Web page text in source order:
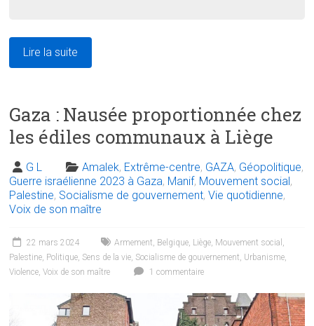
Lire la suite
Gaza : Nausée proportionnée chez
les édiles communaux à Liège
G L Amalek, Extrême-centre, GAZA, Géopolitique,
Guerre israélienne 2023 à Gaza, Manif, Mouvement social ,
Palestine, Socialisme de gouvernement,Vie quotidienne,
Voix de son maître
22 mars 2024 Armement, Belgique, Liège, Mouvement social ,
Palestine, Politique, Sens de la vie, Socialisme de gouvernement, Urbanisme,
Violence,Voix de son maître 1 commentaire